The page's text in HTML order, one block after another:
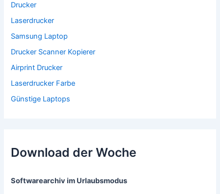
Drucker
Laserdrucker
Samsung Laptop
Drucker Scanner Kopierer
Airprint Drucker
Laserdrucker Farbe
Günstige Laptops
Download der Woche
Softwarearchiv im Urlaubsmodus